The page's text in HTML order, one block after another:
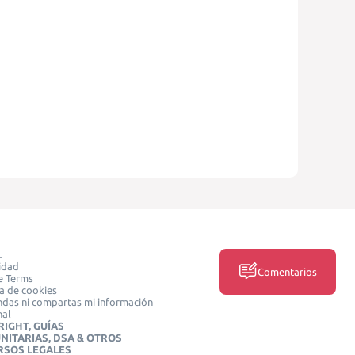
Terms
de cookies
ni compartas mi información
GUÍAS
DSA & OTROS
LEGALES
Comentarios